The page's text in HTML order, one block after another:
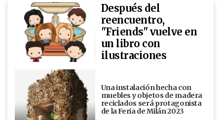
Después del
reencuentro,
"Friends" vuelve en
un libro con
ilustraciones
Una instalación hecha con
muebles y objetos de madera
reciclados será protagonista
de la Feria de Milán 2023